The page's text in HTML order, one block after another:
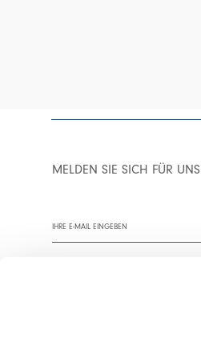
MELDEN SIE SICH FÜR
Wir empfehlen Ihnen,